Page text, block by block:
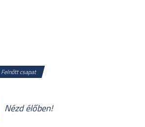
Felnőtt csapat
Nézd élőben!